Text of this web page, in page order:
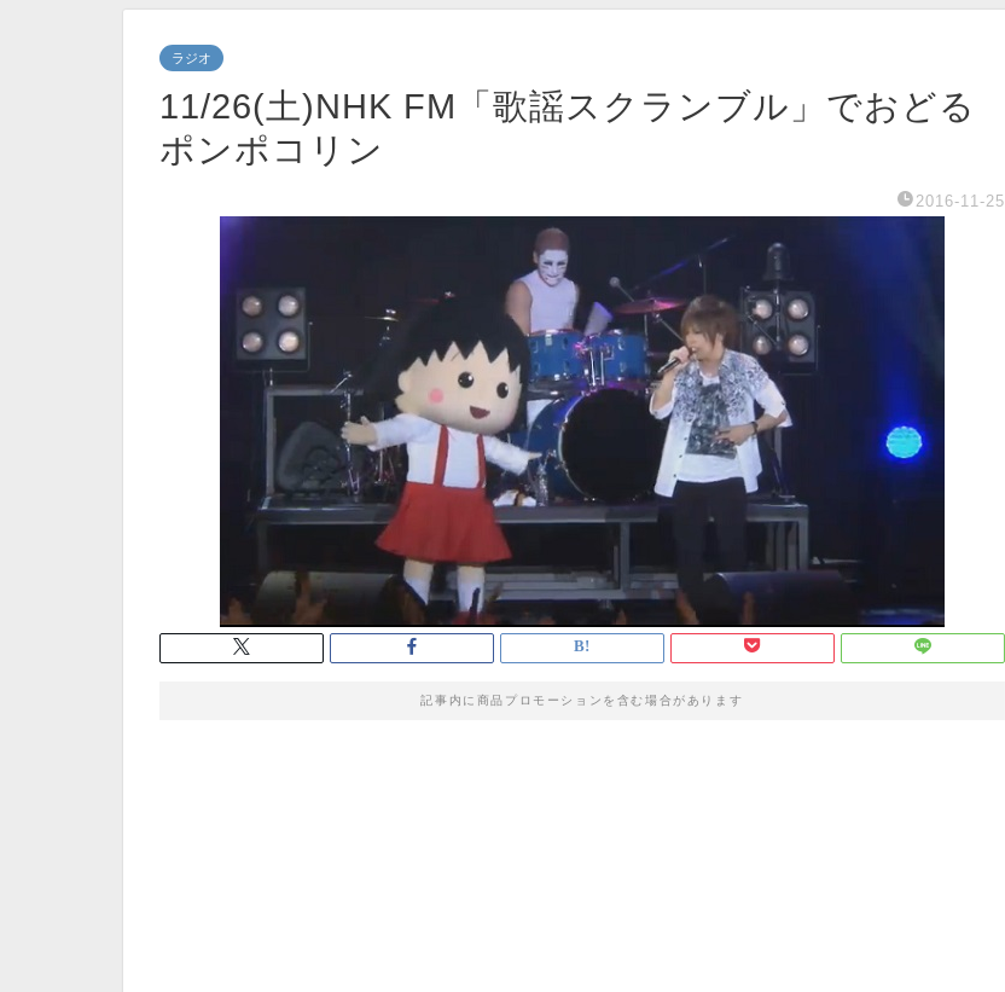
ラジオ
11/26(土)NHK FM「歌謡スクランブル」でおどる
ポンポコリン
2016-11-25
記事内に商品プロモーションを含む場合があります